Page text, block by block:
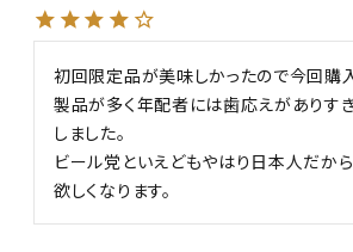
初回限定品が美味しかったので今回購
製品が多く年配者には歯応えがありす
しました。
ビール党といえどもやはり日本人だか
欲しくなります。